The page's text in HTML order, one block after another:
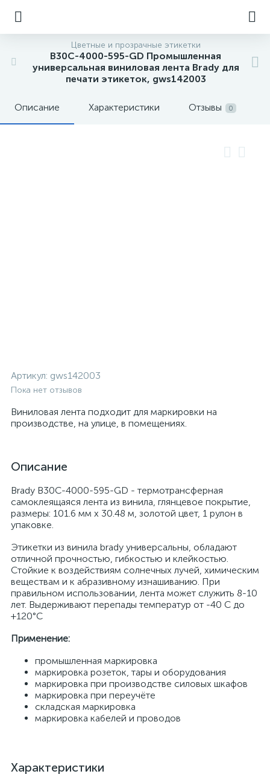
Цветные и прозрачные этикетки
B30C-4000-595-GD Промышленная
универсальная виниловая лента Brady для
печати этикеток, gws142003
Описание Характеристики Отзывы 0
Артикул: gws142003
Пока нет отзывов
Виниловая лента подходит для маркировки на
производстве, на улице, в помещениях.
Описание
Brady B30C-4000-595-GD - термотрансферная
самоклеящаяся лента из винила, глянцевое покрытие,
размеры: 101.6 мм х 30.48 м, золотой цвет, 1 рулон в
упаковке.
Этикетки из винила brady универсальны, обладают
отличной прочностью, гибкостью и клейкостью.
Стойкие к воздействиям солнечных лучей, химическим
веществам и к абразивному изнашиванию. При
правильном использовании, лента может служить 8-10
лет. Выдерживают перепады температур от -40 С до
+120°С
Применение:
промышленная маркировка
маркировка розеток, тары и оборудования
маркировка при производстве силовых шкафов
маркировка при переучёте
складская маркировка
маркировка кабелей и проводов
Характеристики